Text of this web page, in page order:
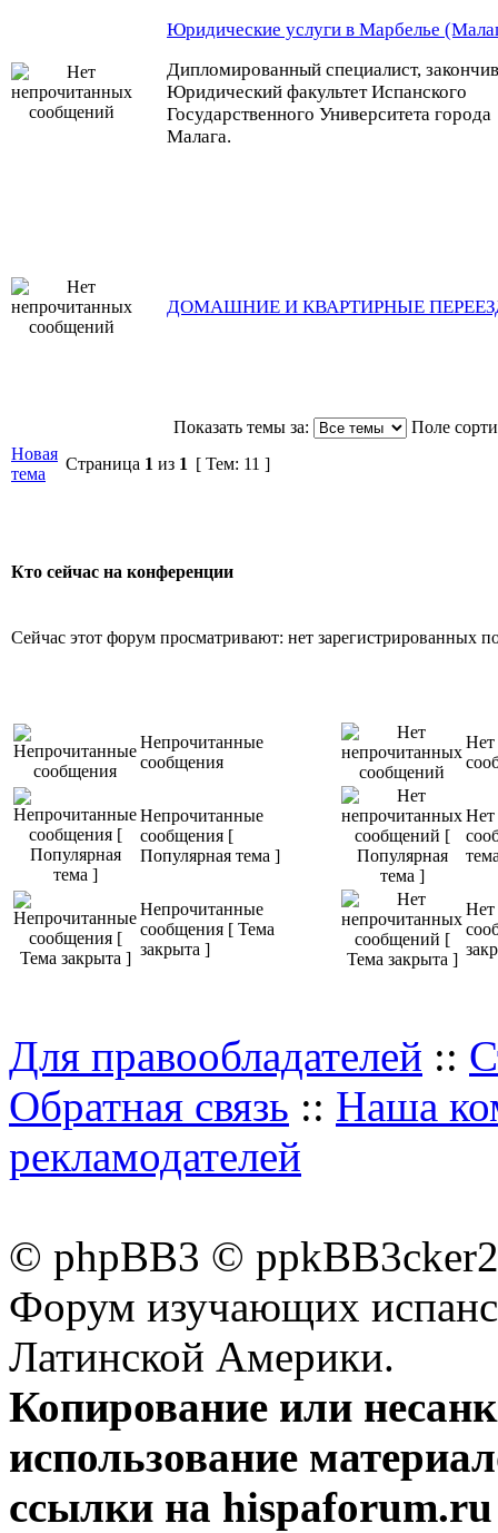
Юридические услуги в Марбелье
Дипломированный специалист,
Юридический факультет Испанского
Государственного Университета города
Малага.
ДОМАШНИЕ И КВАРТИРНЫЕ
Показать темы за:
Поле
Новая
тема
Страница 1 из 1 [ Тем: 11 ]
Кто сейчас на конференции
Сейчас этот форум просматривают: нет зарегистрированных
Непрочитанные
сообщения
Нет
Непрочитанные
сообщения [
Популярная тема ]
Нет
Непрочитанные
сообщения [ Тема
закрыта ]
Нет
Для правообладателей ::
Обратная связь :: Наша
рекламодателей
© phpBB3 ©
Форум изучающих
Латинской Америки.
Копирование или
использование
ссылки на hispaforum.ru